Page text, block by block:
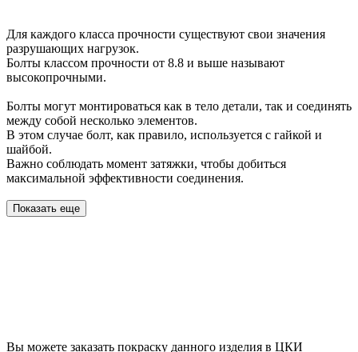
Для каждого класса прочности существуют свои значения
разрушающих нагрузок.
Болты классом прочности от 8.8 и выше называют
высокопрочными.
Болты могут монтироваться как в тело детали, так и соединять
между собой несколько элементов.
В этом случае болт, как правило, используется с гайкой и
шайбой.
Важно соблюдать момент затяжки, чтобы добиться
максимальной эффективности соединения.
Показать еще
Вы можете заказать покраску данного изделия в ЦКИ